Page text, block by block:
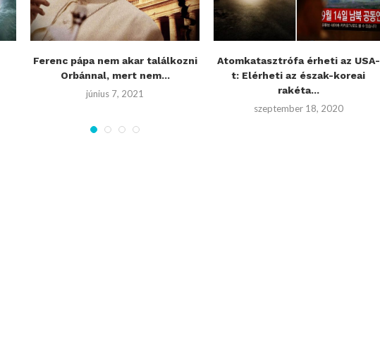
Ferenc pápa nem akar találkozni
Orbánnal, mert nem...
június 7, 2021
Atomkatasztrófa érheti az USA-
t: Elérheti az észak-koreai
rakéta...
szeptember 18, 2020